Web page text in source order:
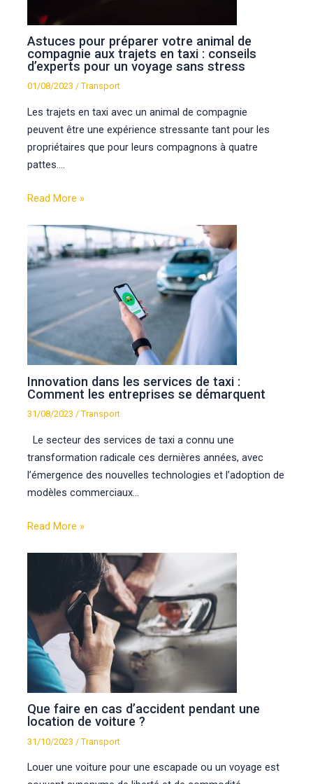
Astuces pour préparer votre animal de
compagnie aux trajets en taxi : conseils
d’experts pour un voyage sans stress
01/08/2023/Transport
Les trajets en taxi avec un animal de compagnie
peuvent être une expérience stressante tant pour les
propriétaires que pour leurs compagnons à quatre
pattes.…
Read More »
Innovation dans les services de taxi :
Comment les entreprises se démarquent
31/08/2023 /Transport
Le secteur des services de taxi a connu une
transformation radicale ces dernières années, avec
l’émergence des nouvelles technologies et l’adoption de
modèles commerciaux…
Read More »
Que faire en cas d’accident pendant une
location de voiture ?
31/10/2023 /Transport
Louer une voiture pour une escapade ou un voyage est